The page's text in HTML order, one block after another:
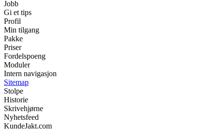
Jobb
Gi et tips
Profil
Min tilgang
Pakke
Priser
Fordelspoeng
Moduler
Intern navigasjon
Sitemap
Stolpe
Historie
Skrivehjørne
Nyhetsfeed
KundeJakt.com